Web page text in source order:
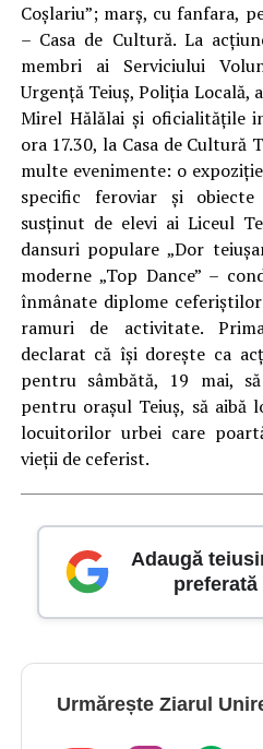
Coşlariu”; marş, cu fanfara,
– Casa de Cultură. La
membri ai Serviciului
Urgenţă Teiuş, Poliţia Locală,
Mirel Hălălai şi oficialităţile
ora 17.30, la Casa de Cultură
multe evenimente: o
specific feroviar şi
susţinut de elevi ai Liceul
dansuri populare „Dor
moderne „Top Dance” –
înmânate diplome
ramuri de activitate.
declarat că îşi doreşte ca
pentru sâmbătă, 19 mai,
pentru oraşul Teiuş, să aibă
locuitorilor urbei care
vieţii de ceferist.
Adaugă
preferată
Urmărește Ziarul